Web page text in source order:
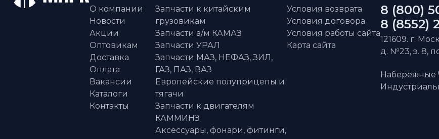
О компании
Новости
Акции
Оптовикам
Доставка
Оплата
Вакансии
Каталоги
Контакты
Запчасти к китайским
грузовикам
Запчасти а/м КАМАЗ
Запчасти УРАЛ
Запчасти МАЗ, НЕФАЗ, ЗИЛ,
ГАЗ, ПАЗ, ВАЗ
Европейские полуприцепы и
тягачи
Запчасти к двигателям
КАММИНЗ
Аксессуары, фонари, фитинги,
Условия возврата
Условия договора
Условия работы сайта
Карта сайта
8 (800)
8 (8552)
121609. г.
д. №23, э. 8,
Набережные